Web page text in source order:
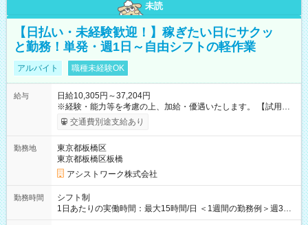
未読
【日払い・未経験歓迎！】稼ぎたい日にサクッ
と勤務！単発・週1日～自由シフトの軽作業
アルバイト 職種未経験OK
給与
日給10,305円～37,204円
※経験・能力等を考慮の上、加給・優遇いたします。 【試用期
間】試用期間なし
交通費別途支給あり
勤務地
東京都板橋区
東京都板橋区板橋
アシストワーク株式会社
勤務時間
シフト制
1日あたりの実働時間：最大15時間/日 ＜1週間の勤務例＞週3回
勤務 勤務：月・水・金 休み：火・木・土・日 好きな時にお仕事